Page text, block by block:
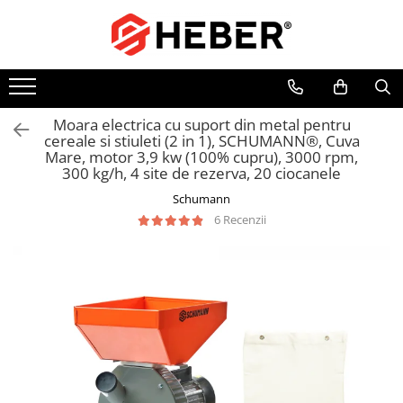
Pompe submersibile
Pompe submersibile nisip
Pompe apa de suprafata
Motopompe
Hidrofor cu pompa submersibila
Pompe de stropit
Pompe de stropit electrice
Pompe de stropit manuale
Atomizoare
Mori electrice cereale
Accesorii mori electrice
Motoare electrice
Motoare termice
Articole sanitare
Coloane dus
Chiuvete
Baterii de bucatarie
Baterii de baie
Echipamente de lucru
Betoniere si vibratoare beton
Accesorii beton
Betoniere
Roabe
Moara electrica cu suport din metal pentru
cereale si stiuleti (2 in 1), SCHUMANN®, Cuva
Mare, motor 3,9 kw (100% cupru), 3000 rpm,
300 kg/h, 4 site de rezerva, 20 ciocanele
Schumann
6 Recenzii